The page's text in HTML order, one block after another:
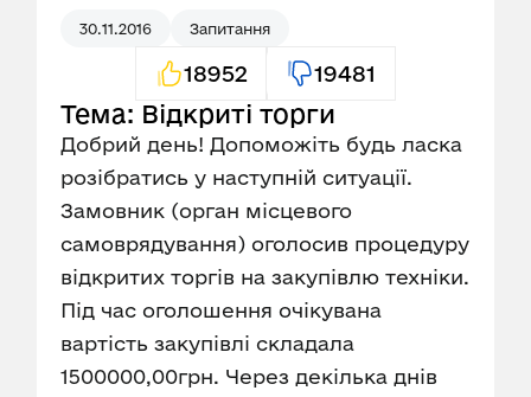
30.11.2016 Запитання
18952 19481
Тема: Відкриті торги
Добрий день! Допоможіть будь ласка
розібратись у наступній ситуації.
Замовник (орган місцевого
самоврядування) оголосив процедуру
відкритих торгів на закупівлю техніки.
Під час оголошення очікувана
вартість закупівлі складала
1500000,00грн. Через декілька днів